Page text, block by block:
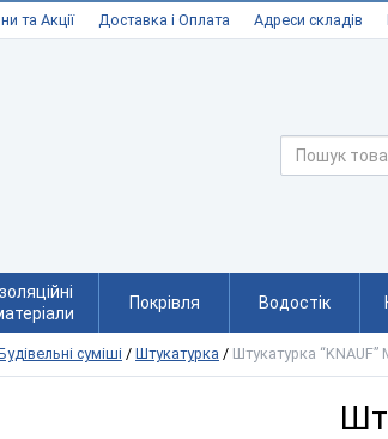
та Акції Доставка і Оплата Адреси складів
Ізоляційні
Покрівля Водостік
суміші / Штукатурка / Штукатурка